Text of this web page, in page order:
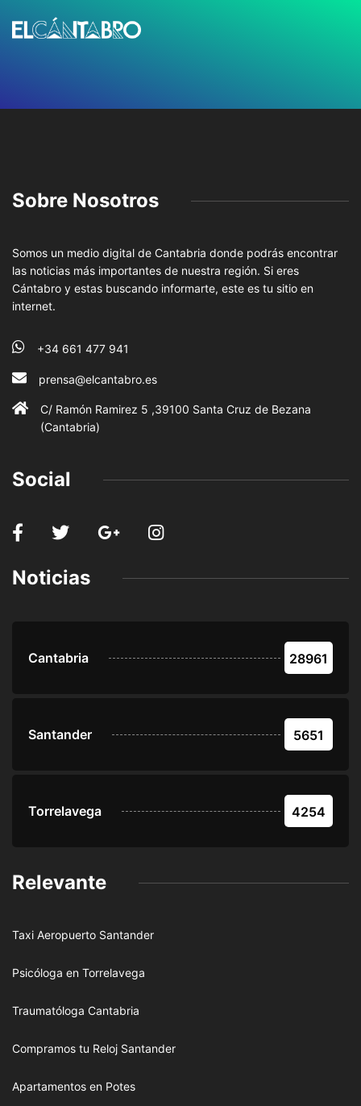
Sobre Nosotros
Somos un medio digital de Cantabria donde podrás encontrar
las noticias más importantes de nuestra región. Si eres
Cántabro y estas buscando informarte, este es tu sitio en
internet.
+34 661 477 941
prensa@elcantabro.es
C/ Ramón Ramirez 5 ,39100 Santa Cruz de Bezana
(Cantabria)
Social
Noticias
Cantabria 28961
Santander 5651
Torrelavega 4254
Relevante
Taxi Aeropuerto Santander
Psicóloga en Torrelavega
Traumatóloga Cantabria
Compramos tu Reloj Santander
Apartamentos en Potes